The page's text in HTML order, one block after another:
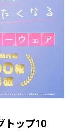
トップ10